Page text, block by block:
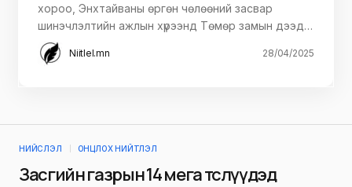
хороо, Энхтайваны өргөн чөлөөний засвар
шинэчлэлтийн ажлын хүрээнд Төмөр замын дээд…
Niitlel.mn 28/04/2025
НИЙСЛЭЛ ОНЦЛОХ НИЙТЛЭЛ
Засгийн газрын 14 мега төслүүдэд